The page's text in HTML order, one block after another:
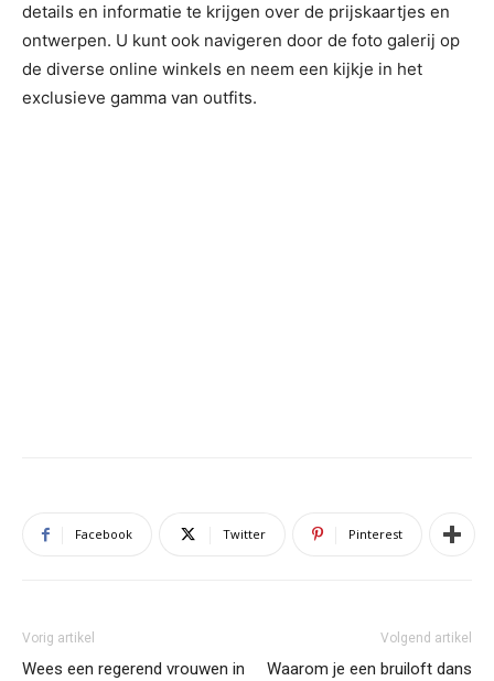
details en informatie te krijgen over de prijskaartjes en
ontwerpen. U kunt ook navigeren door de foto galerij op
de diverse online winkels en neem een ​​kijkje in het
exclusieve gamma van outfits.
Facebook Twitter Pinterest
Vorig artikel
Wees een regerend vrouwen in
Volgend artikel
Waarom je een bruiloft dans